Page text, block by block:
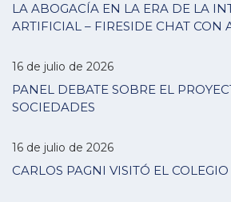
LA ABOGACÍA EN LA ERA DE LA
ARTIFICIAL – FIRESIDE CHAT CON
16 de julio de 2026
PANEL DEBATE SOBRE EL
SOCIEDADES
16 de julio de 2026
CARLOS PAGNI VISITÓ EL COLEGIO